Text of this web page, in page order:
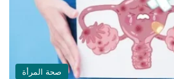
صحة المرأة